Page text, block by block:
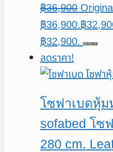
฿36,900
฿36,900.฿
฿32,900.
หยิบใส่ตะกร้า
ลดราคา!
โซฟาเบดหุ้
sofabed โซ
280 cm.